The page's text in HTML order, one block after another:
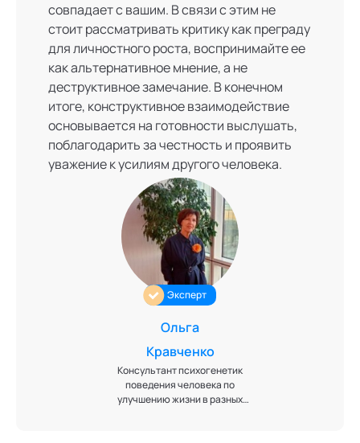
Эксперт
Ольга
Кравченко
Консультант психогенетик
поведения человека по
улучшению жизни в разных
совпадает с вашим. В связи с этим не
стоит рассматривать критику как преграду
для личностного роста, воспринимайте ее
как альтернативное мнение, а не
деструктивное замечание. В конечном
итоге, конструктивное взаимодействие
основывается на готовности выслушать,
поблагодарить за честность и проявить
уважение к усилиям другого человека.